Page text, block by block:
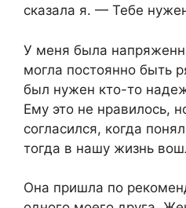
сказала я. — Тебе
У меня была
могла постоянно быть
был нужен кто-то
Ему это не нравилось,
согласился, когда
тогда в нашу жизнь
Она пришла по